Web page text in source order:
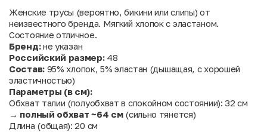
Женские трусы (вероятно, бикини или слипы) от
неизвестного бренда. Мягкий хлопок с эластаном.
Состояние отличное.
Бренд:не указан
Российский размер:48
Состав:95% хлопок, 5% эластан (дышащая, с хорошей
эластичностью)
Параметры (в см):
Обхват талии (полуобхват в спокойном состоянии): 32 см
→ полный обхват ~64 см(сильно тянется)
Длина (общая): 20 см